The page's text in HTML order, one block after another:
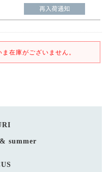
在庫がございません。
summer